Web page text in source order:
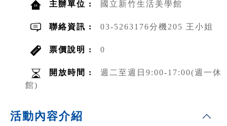
主辦單位 : 國立新竹生活美學館
聯絡資訊 : 03-5263176分機205 王小姐
票價說明 : 0
開放時間 :
週二至週日9:00-17:00(週一休
館)
活動內容介紹